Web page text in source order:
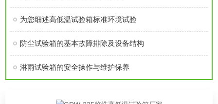
为您细述高低温试验箱标准环境试验
防尘试验箱的基本故障排除及设备结构
淋雨试验箱的安全操作与维护保养